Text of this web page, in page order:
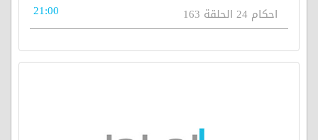
احكام 24 الحلقة 163 21:00